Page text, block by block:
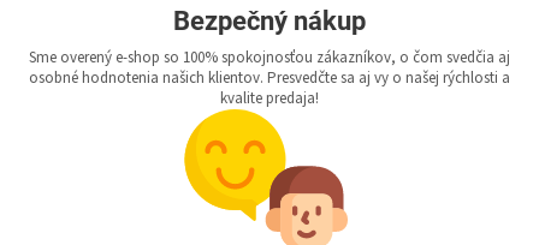
Bezpečný nákup
Sme overený e-shop so 100% spokojnosťou zákazníkov, o čom svedčia aj
osobné hodnotenia našich klientov. Presvedčte sa aj vy o našej rýchlosti a
kvalite predaja!